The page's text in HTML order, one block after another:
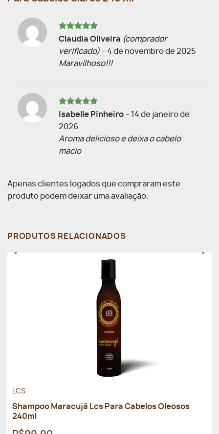
Avaliação5
Claudia Oliveira (comprador
verificado) – 4 de novembro de 2025
Maravilhoso!!!
Avaliação5
Isabelle Pinheiro – 14 de janeiro de
2026
Aroma delicioso e deixa o cabelo
macio
Apenas clientes logados que compraram este
produto podem deixar uma avaliação.
PRODUTOS RELACIONADOS
LCS
Shampoo Maracujá Lcs Para Cabelos Oleosos
240ml